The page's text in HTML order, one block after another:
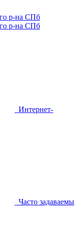
Интернет-
Часто задаваемы